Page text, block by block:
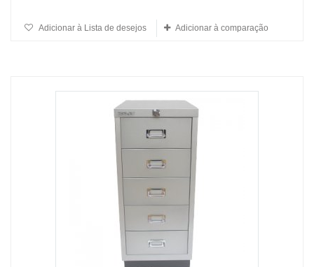
Adicionar à Lista de desejos Adicionar à comparação